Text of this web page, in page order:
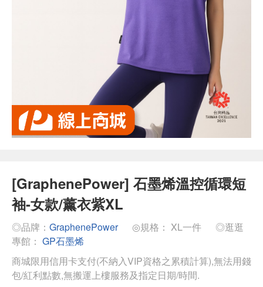
[GraphenePower] 石墨烯溫控循環短
袖-女款/薰衣紫XL
◎品牌： GraphenePower ◎規格： XL一件
◎逛逛
專館： GP石墨烯
商城限用信用卡支付(不納入VIP資格之累積計算),無法用錢
包/紅利點數,無搬運上樓服務及指定日期/時間.